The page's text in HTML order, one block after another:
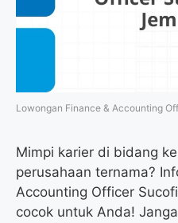
Lowongan Finance & Accounting
Mimpi karier di bidang
perusahaan ternama?
Accounting Officer
cocok untuk Anda!